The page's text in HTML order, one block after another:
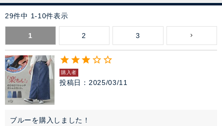
29件中 1-10件表示
1 2 3
購入者
投稿日 2025/03/11
ブルーを購入しました！